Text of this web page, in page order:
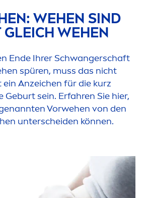
WEHEN SIND
GLEICH WEHEN
Ende Ihrer Schwangerschaft
spüren, muss das nicht
Anzeichen für die kurz
Geburt sein. Erfahren Sie hier,
Vorwehen von den
unterscheiden können.